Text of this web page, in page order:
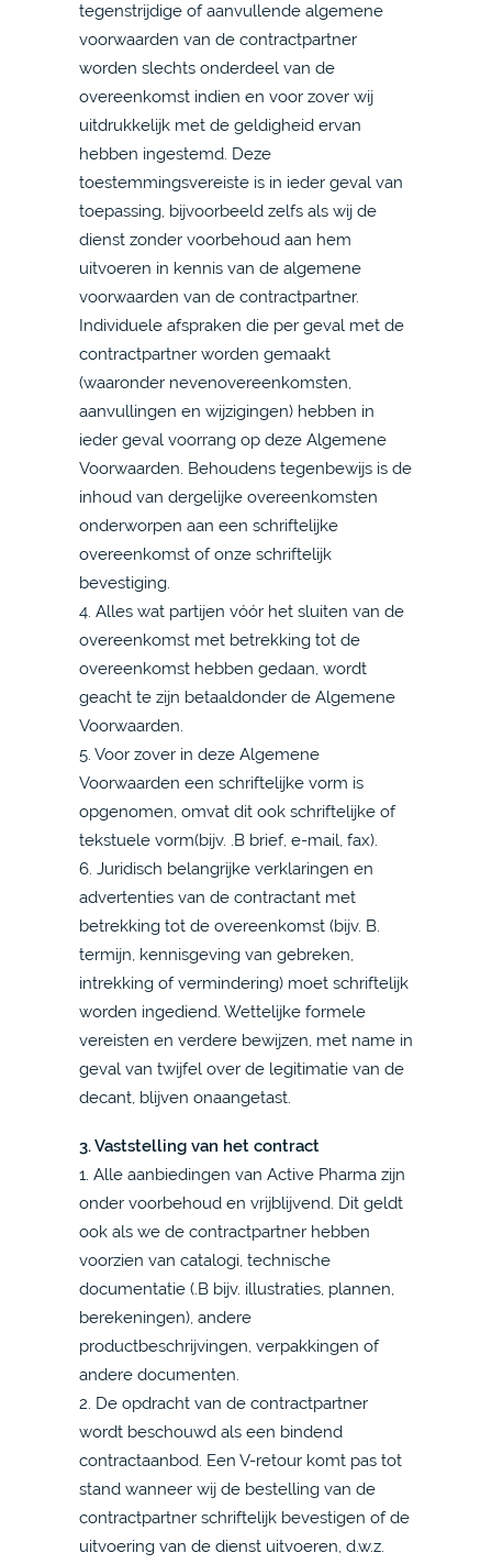
tegenstrijdige of aanvullende algemene
voorwaarden van de contractpartner
worden slechts onderdeel van de
overeenkomst indien en voor zover wij
uitdrukkelijk met de geldigheid ervan
hebben ingestemd. Deze
toestemmingsvereiste is in ieder geval van
toepassing, bijvoorbeeld zelfs als wij de
dienst zonder voorbehoud aan hem
uitvoeren in kennis van de algemene
voorwaarden van de contractpartner.
Individuele afspraken die per geval met de
contractpartner worden gemaakt
(waaronder nevenovereenkomsten,
aanvullingen en wijzigingen) hebben in
ieder geval voorrang op deze Algemene
Voorwaarden. Behoudens tegenbewijs is de
inhoud van dergelijke overeenkomsten
onderworpen aan een schriftelijke
overeenkomst of onze schriftelijk
bevestiging.
4. Alles wat partijen vóór het sluiten van de
overeenkomst met betrekking tot de
overeenkomst hebben gedaan, wordt
geacht te zijn betaaldonder de Algemene
Voorwaarden.
5. Voor zover in deze Algemene
Voorwaarden een schriftelijke vorm is
opgenomen, omvat dit ook schriftelijke of
tekstuele vorm(bijv. .B brief, e-mail, fax).
6. Juridisch belangrijke verklaringen en
advertenties van de contractant met
betrekking tot de overeenkomst (bijv. B.
termijn, kennisgeving van gebreken,
intrekking of vermindering) moet schriftelijk
worden ingediend. Wettelijke formele
vereisten en verdere bewijzen, met name in
geval van twijfel over de legitimatie van de
decant, blijven onaangetast.
3. Vaststelling van het contract
1. Alle aanbiedingen van Active Pharma zijn
onder voorbehoud en vrijblijvend. Dit geldt
ook als we de contractpartner hebben
voorzien van catalogi, technische
documentatie (.B bijv. illustraties, plannen,
berekeningen), andere
productbeschrijvingen, verpakkingen of
andere documenten.
2. De opdracht van de contractpartner
wordt beschouwd als een bindend
contractaanbod. Een V-retour komt pas tot
stand wanneer wij de bestelling van de
contractpartner schriftelijk bevestigen of de
uitvoering van de dienst uitvoeren, d.w.z.